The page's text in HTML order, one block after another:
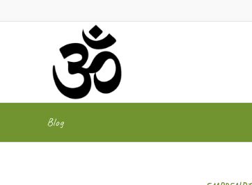
Blog